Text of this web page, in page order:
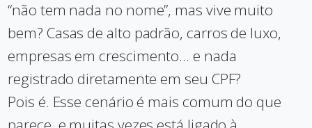
“não tem nada no nome”, mas vive muito
bem? Casas de alto padrão, carros de luxo,
empresas em crescimento... e nada
registrado diretamente em seu CPF?
Pois é. Esse cenário é mais comum do que